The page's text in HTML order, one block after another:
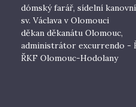
dómský farář, sídelní
sv. Václava v Olomouci
děkan děkanátu Olomouc,
administrátor excurrendo -
ŘKF Olomouc-Hodolany